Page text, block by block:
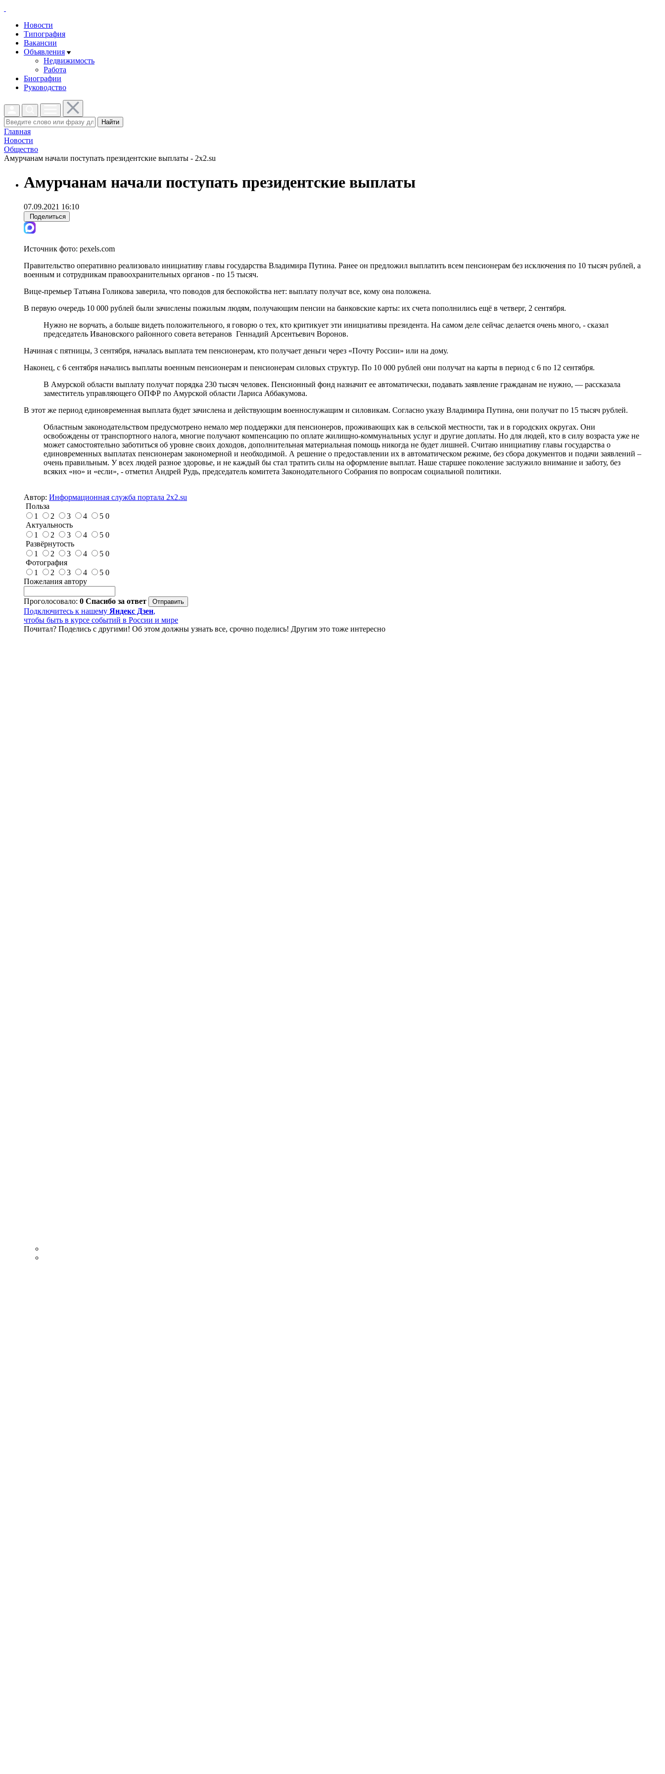
Новости
Типография
Вакансии
Объявления
Недвижимость
Работа
Биографии
Руководство
Найти
Главная
Новости
Общество
Амурчанам начали поступать президентские выплаты - 2x2.su
Амурчанам начали поступать президентские выплаты
07.09.2021 16:10
Поделиться
Источник фото: pexels.com
Правительство оперативно реализовало инициативу главы государства Владимира Путина. Ранее он предложил выплатить всем пенсионерам без исключения по 10 тысяч рублей, а
военным и сотрудникам правоохранительных органов - по 15 тысяч.
Вице-премьер Татьяна Голикова заверила, что поводов для беспокойства нет: выплату получат все, кому она положена.
В первую очередь 10 000 рублей были зачислены пожилым людям, получающим пенсии на банковские карты: их счета пополнились ещё в четверг, 2 сентября.
Нужно не ворчать, а больше видеть положительного, я говорю о тех, кто критикует эти инициативы президента. На самом деле сейчас делается очень много, - сказал
председатель Ивановского районного совета ветеранов Геннадий Арсентьевич Воронов.
Начиная с пятницы, 3 сентября, началась выплата тем пенсионерам, кто получает деньги через «Почту России» или на дому.
Наконец, с 6 сентября начались выплаты военным пенсионерам и пенсионерам силовых структур. По 10 000 рублей они получат на карты в период с 6 по 12 сентября.
В Амурской области выплату получат порядка 230 тысяч человек. Пенсионный фонд назначит ее автоматически, подавать заявление гражданам не нужно, — рассказала
заместитель управляющего ОПФР по Амурской области Лариса Аббакумова.
В этот же период единовременная выплата будет зачислена и действующим военнослужащим и силовикам. Согласно указу Владимира Путина, они получат по 15 тысяч рублей.
Областным законодательством предусмотрено немало мер поддержки для пенсионеров, проживающих как в сельской местности, так и в городских округах. Они
освобождены от транспортного налога, многие получают компенсацию по оплате жилищно-коммунальных услуг и другие доплаты. Но для людей, кто в силу возраста уже не
может самостоятельно заботиться об уровне своих доходов, дополнительная материальная помощь никогда не будет лишней. Считаю инициативу главы государства о
единовременных выплатах пенсионерам закономерной и необходимой. А решение о предоставлении их в автоматическом режиме, без сбора документов и подачи заявлений –
очень правильным. У всех людей разное здоровье, и не каждый бы стал тратить силы на оформление выплат. Наше старшее поколение заслужило внимание и заботу, без
всяких «но» и «если», - отметил Андрей Рудь, председатель комитета Законодательного Собрания по вопросам социальной политики.
Автор: Информационная служба портала 2x2.su
Польза
1
2 3 4 5 0
Актуальность
1
2 3 4 5 0
Развёрнутость
1
2 3 4 5 0
Фотография
1
2 3 4 5 0
Пожелания автору
Проголосовало: 0 Спасибо за ответ
Подключитесь к нашему Яндекс Дзен,
чтобы быть в курсе событий в России и мире
Почитал? Поделись с другими! Об этом должны узнать все, срочно поделись! Другим это тоже интересно